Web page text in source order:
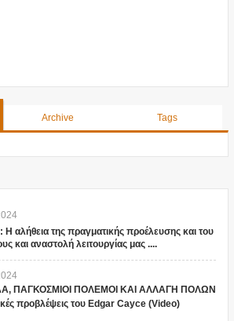
Archive Tags
αλήθεια της πραγματικής προέλευσης και του
και αναστολή λειτουργίας μας ....
ΠΑΓΚΟΣΜΙΟΙ ΠΟΛΕΜΟΙ ΚΑΙ ΑΛΛΑΓΗ ΠΟΛΩΝ
προβλέψεις του Edgar Cayce (Video)